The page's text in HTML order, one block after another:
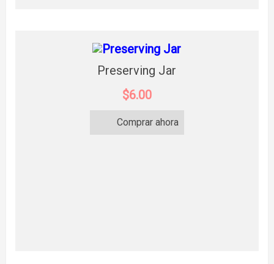
Preserving Jar
$6.00
Comprar ahora